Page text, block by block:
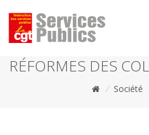
RÉFORMES DES
/ Société